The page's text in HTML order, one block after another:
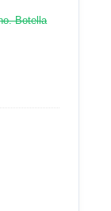
Botella